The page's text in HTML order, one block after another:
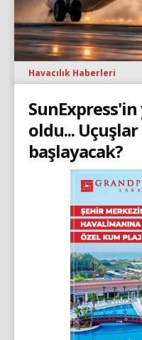
Havacılık Haberleri
oldu...
başlayacak?